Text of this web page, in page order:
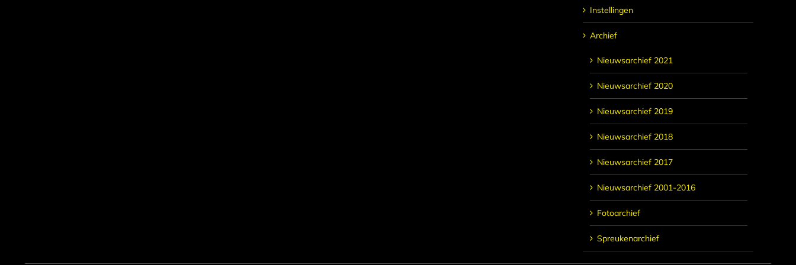
Instellingen
Archief
Nieuwsarchief 2021
Nieuwsarchief 2020
Nieuwsarchief 2019
Nieuwsarchief 2018
Nieuwsarchief 2017
Nieuwsarchief 2001-2016
Fotoarchief
Spreukenarchief